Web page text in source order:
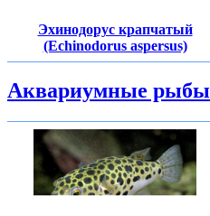
Эхинодорус крапчатый
(Echinodorus aspersus)
Аквариумные рыбы